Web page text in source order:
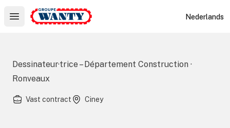
Open main menu
Le Groupe Wanty Nederlands
Dessinateur·trice – Département Construction ·
Ronveaux
Vast contract Ciney